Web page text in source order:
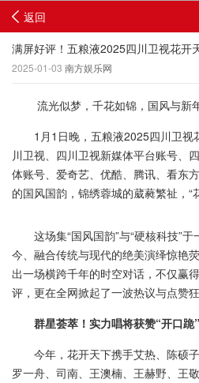
返回
满屏好评！五粮液2025四川卫视花开
2025-01-03 南方娱乐网
流光似梦，千花如锦，国风与新年
1月1日晚，五粮液2025四川卫视
川卫视、四川卫视新媒体平台账号、
体账号、爱奇艺、优酷、腾讯、看东
的国风国韵，锦绣蓉城的葳蕤繁祉，“
这场集“国风国韵”与“硬核科技”于
今、融合传统与现代的绝美演绎惊艳
出一场横跨千年的时空对话，不仅赢
评，更在全网掀起了一波热议与点赞狂
群星荟萃 ！ 实力唱将获赞“开口跪
今年，花开天下携手艾热、陈硕子
罗一舟、司南、王澳楠、王赫野、王